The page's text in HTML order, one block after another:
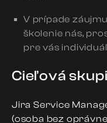
V prípade
školenie nás,
pre vás
Cieľová
Jira Service
(osoba bez